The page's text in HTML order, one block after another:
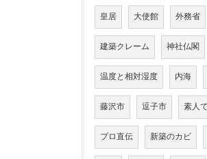
皇居 大使館 外務省
建築クレーム 神社仏閣
温度と相対湿度 内海
藤沢市 逗子市 素人
プロ直伝 新築のカビ